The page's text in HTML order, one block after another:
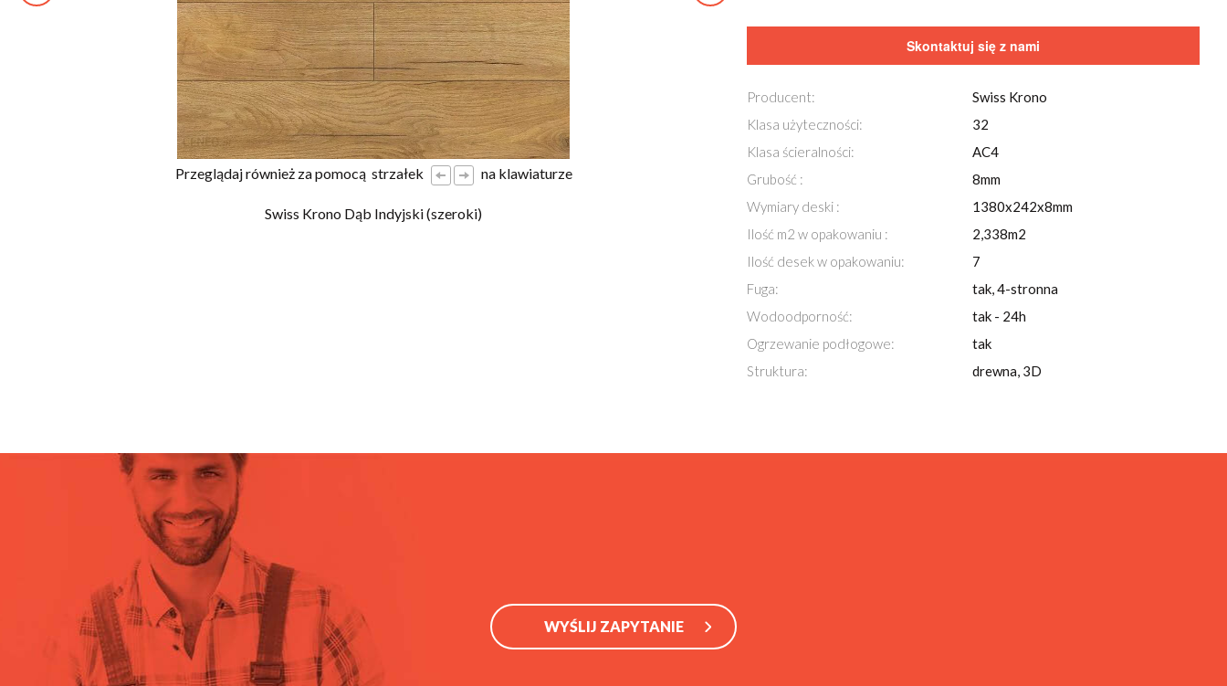
Przeglądaj również za pomocą strzałek na klawiaturze
Swiss Krono Dąb Indyjski (szeroki)
Przeglądaj również za pomocą
Swiss Krono Dąb Indyjski (szeroki)
Skontaktuj się z nami
Producent:
Swiss Krono
Klasa użyteczności:
32
Klasa ścieralności:
AC4
Grubość :
8mm
Wymiary deski :
1380x242x8mm
Ilość m2 w opakowaniu :
2,338m2
Ilość desek w opakowaniu:
7
Fuga:
tak, 4-stronna
Wodoodporność:
tak - 24h
Ogrzewanie podłogowe:
tak
Struktura:
drewna, 3D
WYŚLIJ ZAPYTANIE